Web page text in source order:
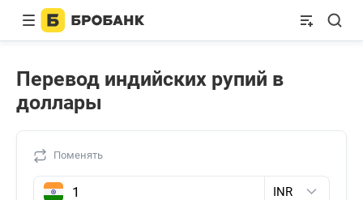
Перевод индийских рупий в
доллары
Индийская рупия
Поменять